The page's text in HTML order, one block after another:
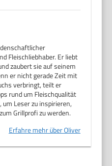
Fleischliebhaber. Er liebt
zaubert sie auf seinem
er nicht gerade Zeit mit
verbringt, teilt er
rund um Fleischqualität
um Leser zu inspirieren,
Grillprofi zu werden.
Erfahre mehr über Oliver